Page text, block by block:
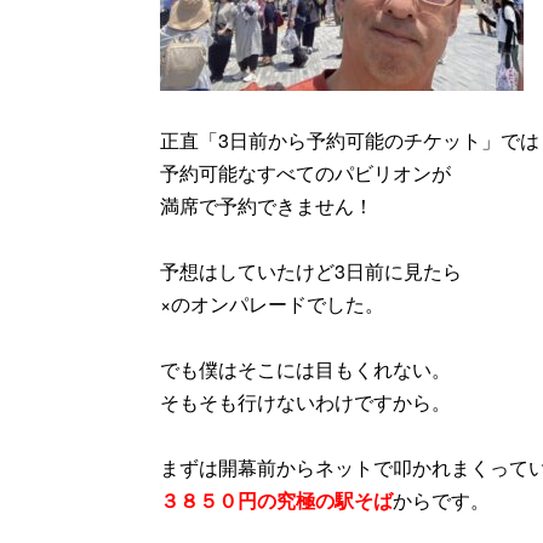
正直「3日前から予約可能のチケット」では
予約可能なすべてのパビリオンが
満席で予約できません！
予想はしていたけど3日前に見たら
×のオンパレードでした。
でも僕はそこには目もくれない。
そもそも行けないわけですから。
まずは開幕前からネットで叩かれまくって
３８５０円の究極の駅そばからです。